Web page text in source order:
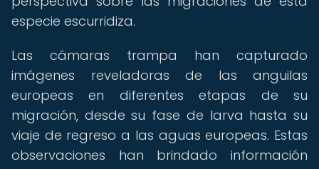
especie escurridiza.
Las cámaras trampa han capturado
imágenes reveladoras de las anguilas
europeas en diferentes etapas de su
migración, desde su fase de larva hasta su
viaje de regreso a las aguas europeas. Estas
observaciones han brindado información